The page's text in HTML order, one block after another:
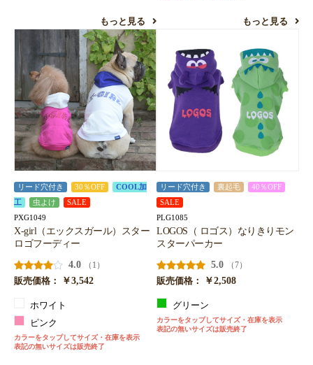
もっと見る もっと見る
リード穴付き 30％OFF
COOL加
工
虫よけ SALE
PXG1049
X-girl（エックスガール）スター
ロゴフーディー
4.0
（1）
販売価格：
￥3,542
ホワイト
ピンク
カラーをタップしてサイズ・在庫を表示
表記の無いサイズは販売終了
リード穴付き 裏起毛
40％OFF
SALE
PLG1085
LOGOS（ ロゴス）なりきりモン
スターパーカー
5.0
（7）
販売価格：
￥2,508
グリーン
カラーをタップしてサイズ・在庫を表示
表記の無いサイズは販売終了